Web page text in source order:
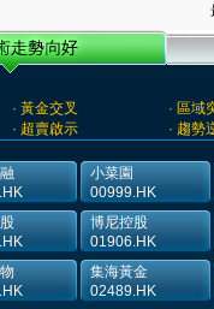
· 黃金交叉 · 區域
· 超賣啟示
· 趨勢
小菜園
00999.HK
博尼控股
01906.HK
集海黃金
02489.HK